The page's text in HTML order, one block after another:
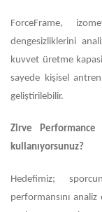
ForceFrame,
dengesizliklerini
kuvvet üretme
sayede kişisel
geliştirilebilir.
Zirve
kullanıyorsunuz?
Hedefimiz;
performansını